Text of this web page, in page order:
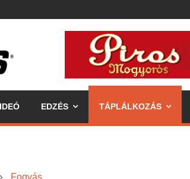
EDZÉS TÁPLÁLKOZÁS
kaják?
Fogyás